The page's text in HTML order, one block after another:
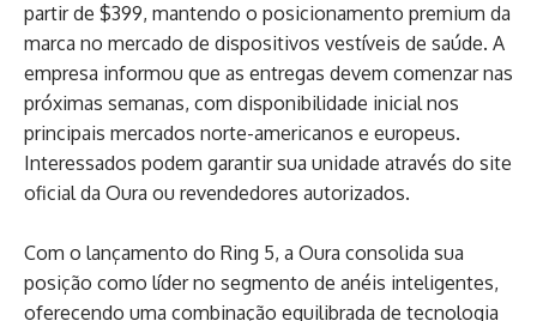
partir de $399, mantendo o posicionamento premium da
marca no mercado de dispositivos vestíveis de saúde. A
empresa informou que as entregas devem comenzar nas
próximas semanas, com disponibilidade inicial nos
principais mercados norte-americanos e europeus.
Interessados podem garantir sua unidade através do site
oficial da Oura ou revendedores autorizados.
Com o lançamento do Ring 5, a Oura consolida sua
posição como líder no segmento de anéis inteligentes,
oferecendo uma combinação equilibrada de tecnologia